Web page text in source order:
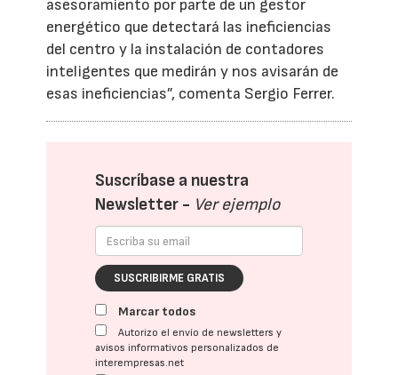
asesoramiento por parte de un gestor
energético que detectará las ineficiencias
del centro y la instalación de contadores
inteligentes que medirán y nos avisarán de
esas ineficiencias”, comenta Sergio Ferrer.
Suscríbase a nuestra
Newsletter - Ver ejemplo
SUSCRIBIRME GRATIS
Marcar todos
Autorizo el envío de newsletters y
avisos informativos personalizados de
interempresas.net